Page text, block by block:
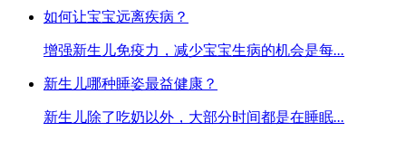
如何让宝宝远离疾病？
增强新生儿免疫力，减少宝宝生病的机会是每...
新生儿哪种睡姿最益健康？
新生儿除了吃奶以外，大部分时间都是在睡眠...